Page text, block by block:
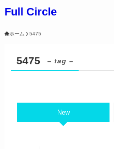
Full Circle
ホーム 5475
5475 – tag –
New